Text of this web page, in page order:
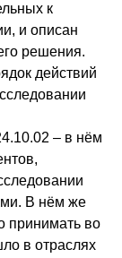
к
и описан
решения.
действий
– в нём
В нём же
принимать во
в отраслях